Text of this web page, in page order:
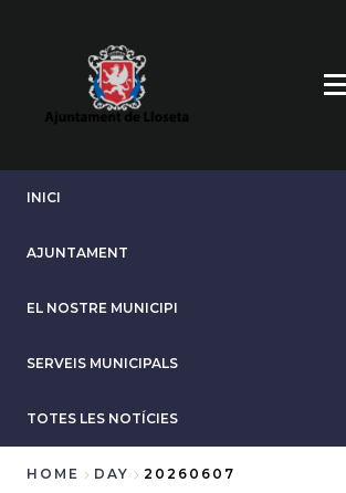
INICI
AJUNTAMENT
EL NOSTRE MUNICIPI
SERVEIS MUNICIPALS
TOTES LES NOTÍCIES
HOME DAY 20260607